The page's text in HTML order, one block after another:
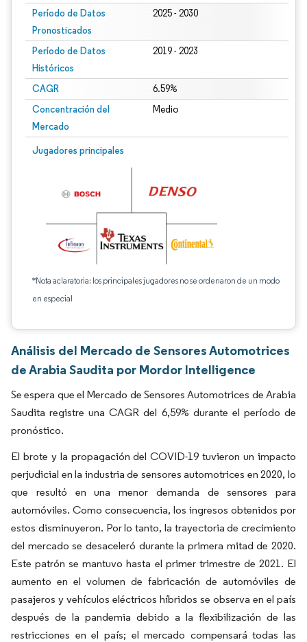
Período de Datos
Pronosticados
2025 - 2030
Período de Datos
Históricos
2019 - 2023
CAGR 6.59%
Concentración del
Mercado
Medio
Jugadores principales
*Nota aclaratoria: los principales jugadores no se ordenaron de un modo
en especial
Análisis del Mercado de Sensores Automotrices
de Arabia Saudita por Mordor Intelligence
Se espera que el Mercado de Sensores Automotrices de Arabia
Saudita registre una CAGR del 6,59% durante el período de
pronóstico.
El brote y la propagación del COVID-19 tuvieron un impacto
perjudicial en la industria de sensores automotrices en 2020, lo
que resultó en una menor demanda de sensores para
automóviles. Como consecuencia, los ingresos obtenidos por
estos disminuyeron. Por lo tanto, la trayectoria de crecimiento
del mercado se desaceleró durante la primera mitad de 2020.
Este patrón se mantuvo hasta el primer trimestre de 2021. El
aumento en el volumen de fabricación de automóviles de
pasajeros y vehículos eléctricos híbridos se observa en el país
después de la pandemia debido a la flexibilización de las
restricciones en el país; el mercado compensará todas las